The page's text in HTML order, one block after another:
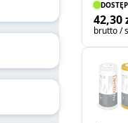
42,30
brutto /